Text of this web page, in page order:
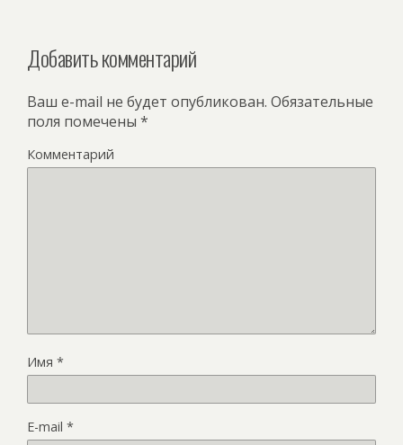
Добавить комментарий
Ваш e-mail не будет опубликован. Обязательные
поля помечены *
Комментарий
Имя *
E-mail *